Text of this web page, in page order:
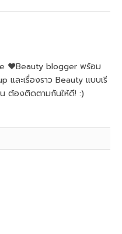
♥Beauty blogger พร้อม
และเรื่องราว Beauty แบบเรี
ต้องติดตามกันให้ดี! :)